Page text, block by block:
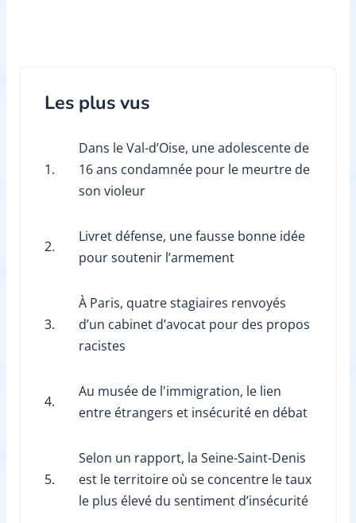
Les plus vus
1.
Dans le Val-d’Oise, une adolescente de
16 ans condamnée pour le meurtre de
son violeur
2.
Livret défense, une fausse bonne idée
pour soutenir l’armement
3.
À Paris, quatre stagiaires renvoyés
d’un cabinet d’avocat pour des propos
racistes
4.
Au musée de l'immigration, le lien
entre étrangers et insécurité en débat
5.
Selon un rapport, la Seine-Saint-Denis
est le territoire où se concentre le taux
le plus élevé du sentiment d’insécurité